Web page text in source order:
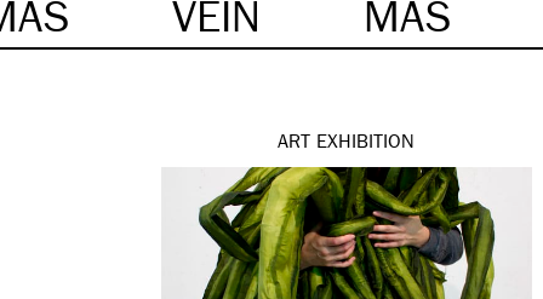
VEIN MÁS
ART EXHIBITION